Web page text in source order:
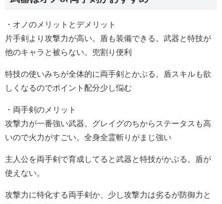
・オノのメリットとデメリット
片手剣より攻撃力が高い。盾も装備できる。武器と特技が
他のキャラと被らない。兜割り便利
特技の使いみちが全体的に両手剣とかぶる。盾スキルも欲
しくなるのでポイント配分少し悩む
・両手剣のメリット
攻撃力が一番強い武器。グレイグのちからステータスも高
いので火力がすごい。全身全霊斬りがまじ強い
主人公を両手剣で育成してると武器と特技がかぶる。盾が
使えない。
攻撃力に特化する両手剣か、少し攻撃力は劣るが防御力と